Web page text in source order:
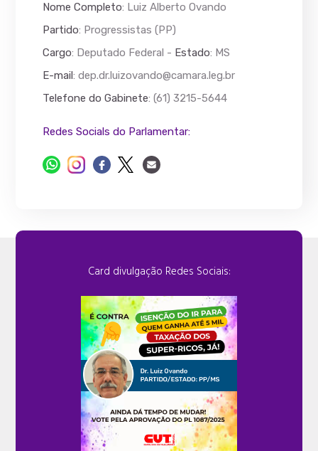
Nome Completo: Luiz Alberto Ovando
Partido: Progressistas (PP)
Cargo: Deputado Federal - Estado: MS
E-mail:dep.dr.luizovando@camara.leg.br
Telefone do Gabinete: (61) 3215-5644
Redes Socials do Parlamentar:
Card divulgação Redes Sociais: